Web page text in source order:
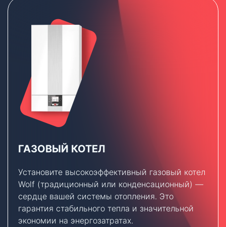
ГАЗОВЫЙ КОТЕЛ
Установите высокоэффективный газовый котел
Wolf (традиционный или конденсационный) —
сердце вашей системы отопления. Это
гарантия стабильного тепла и значительной
экономии на энергозатратах.